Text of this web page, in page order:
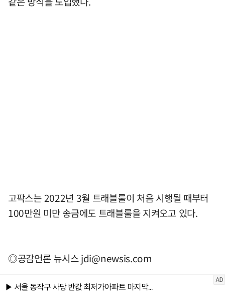
고팍스는 2022년 3월 트래블룰이 처음 시행될 때부터
100만원 미만 송금에도 트래블룰을 지켜오고 있다.
◎공감언론 뉴시스jdi@newsis.com